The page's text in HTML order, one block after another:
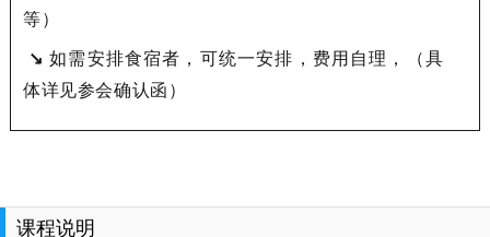
等）
↘ 如需安排食宿者，可统一安排，费用自理，（具
体详见参会确认函）
课程说明